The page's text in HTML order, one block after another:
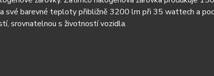
své barevné teploty přibližně 3200 lm při 35 wattech a
srovnatelnou s životností vozidla.